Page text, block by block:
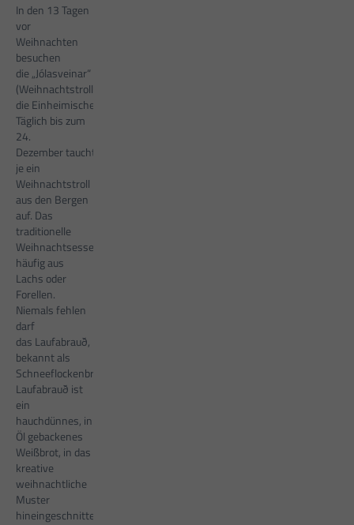
In den 13 Tagen
vor
Weihnachten
besuchen
die „Jólasveinar“
(Weihnachtstrolle)
die Einheimischen.
Täglich bis zum
24.
Dezember taucht
je ein
Weihnachtstroll
aus den Bergen
auf. Das
traditionelle
Weihnachtsessen besteht
häufig aus
Lachs oder
Forellen.
Niemals fehlen
darf
das Laufabrauð,
bekannt als
Schneeflockenbrot. Das
Laufabrauð ist
ein
hauchdünnes, in
Öl gebackenes
Weißbrot, in das
kreative
weihnachtliche
Muster
hineingeschnitten werden.